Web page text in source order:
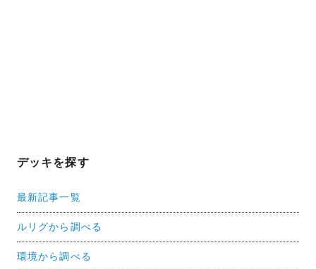
デッキを探す
最新記事一覧
ルリグから調べる
環境から調べる